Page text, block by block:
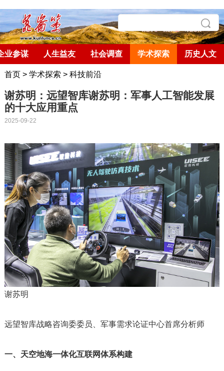
业参谋 人生益友 社会调查 学术探索 历史人文
首页> 学术探索 > 科技前沿
谢苏明：远望智库谢苏明：军事人工智能发展
的十大应用重点
2025-09-22
谢苏明
远望智库战略咨询委委员、军事需求论证中心首席分析师
一、天空地海一体化互联网体系构建